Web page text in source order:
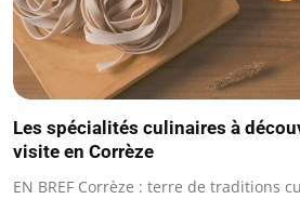
Les spécialités culinaires à
visite en Corrèze
EN BREF Corrèze : terre de traditions